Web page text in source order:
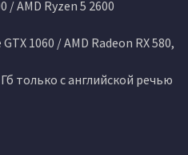
AMD Ryzen 5 2600
1060 / AMD Radeon RX 580,
только с английской речью